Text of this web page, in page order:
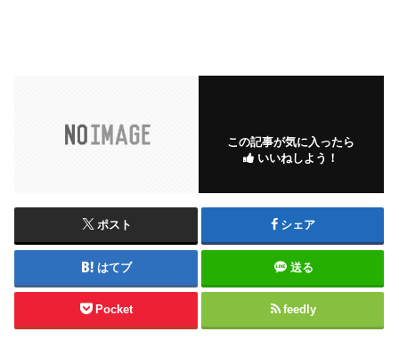
この記事が気に入ったら
いいねしよう！
ポスト シェア
はてブ 送る
Pocket feedly